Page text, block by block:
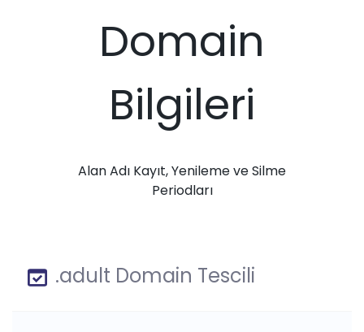
Domain
Bilgileri
Alan Adı Kayıt, Yenileme ve Silme
Periodları
.adult Domain Tescili